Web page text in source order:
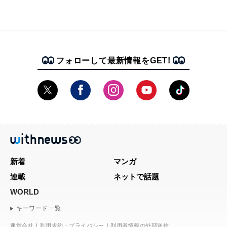
フォローして最新情報をGET!
新着
マンガ
連載
ネットで話題
WORLD
キーワード一覧
運営会社 利用規約・プライバシー 利用者情報の外部送信